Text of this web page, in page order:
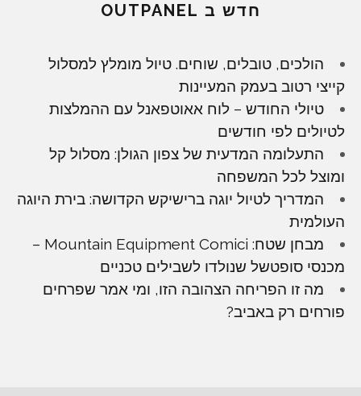
חדש ב OUTPANEL
הולכים, טובלים, שוחים. טיול מומלץ למסלול
קייצי רטוב בעמק המעיינות
טיולי החודש – לוח אאוטפאנל עם ההמלצות
לטיולים לפי חודשים
התעלומה המדעית של צפון הגולן: מסלול קל
ומוצל לכל המשפחה
המדריך לטיול יוגה ברישיקש הקדושה: בירת היוגה
העולמית
מבחן שטח: Mountain Equipment Comici –
מכנסי סופטשל שנולדו לשבילים טכניים
מה זו הפריחה הצהובה הזו, ומי אמר שפרחים
פורחים רק באביב?